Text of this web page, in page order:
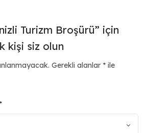
Turizm Broşürü” için
kişi siz olun
Gerekli alanlar * ile
*